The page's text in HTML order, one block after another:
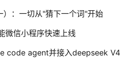
）：一切从"猜下一个词"开始
微信小程序快速上线
code agent并接入deepseek V4